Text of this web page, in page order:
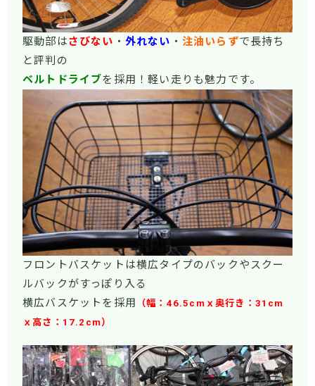
駆動部はさびない ・ 外れない ・ 注油いらずで長持ち
と評判の
ベルトドライブを採用！軽い走りも魅力です。
フロントバスケットは横広タイプのバックやスクー
ルバックがすっぽり入る
横広バスケットを採用
（幅：46.5cmｘ奥行き：31cm
ｘ高さ：17.2cm）